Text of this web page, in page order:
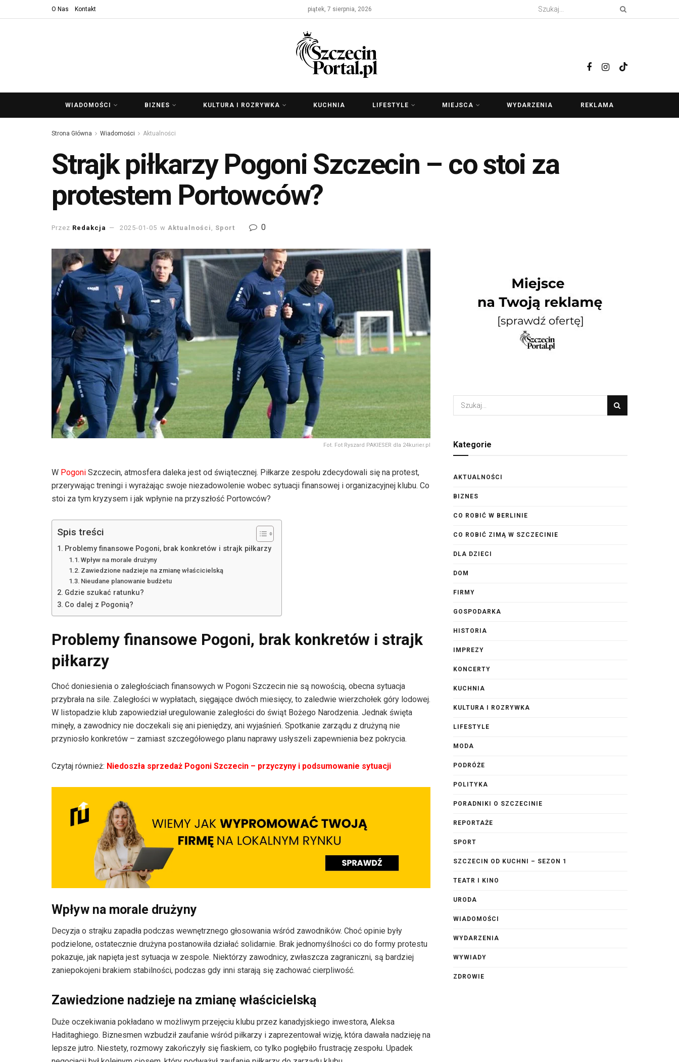
O Nas Kontakt piątek, 7 sierpnia, 2026
WIADOMOŚCI BIZNES KULTURA I ROZRYWKA KUCHNIA LIFESTYLE MIEJSCA WYDARZENIA REKLAMA
Strona Główna Wiadomości Aktualności
Strajk piłkarzy Pogoni Szczecin – co stoi za
protestem Portowców?
Przez Redakcja 2025-01-05 w Aktualności , Sport 0
Fot. Fot Ryszard PAKIESER dla 24kurier.pl
W Pogoni Szczecin, atmosfera daleka jest od świątecznej. Piłkarze zespołu zdecydowali się na protest,
przerywając treningi i wyrażając swoje niezadowolenie wobec sytuacji finansowej i organizacyjnej klubu. Co
stoi za tym kryzysem i jak wpłynie na przyszłość Portowców?
Spis treści
Problemy finansowe Pogoni, brak konkretów i strajk piłkarzy
Wpływ na morale drużyny
Zawiedzione nadzieje na zmianę właścicielską
Nieudane planowanie budżetu
Gdzie szukać ratunku?
Co dalej z Pogonią?
Problemy finansowe Pogoni, brak konkretów i strajk
piłkarzy
Choć doniesienia o zaległościach finansowych w Pogoni Szczecin nie są nowością, obecna sytuacja
przybrała na sile. Zaległości w wypłatach, sięgające dwóch miesięcy, to zaledwie wierzchołek góry lodowej.
W listopadzie klub zapowiedział uregulowanie zaległości do świąt Bożego Narodzenia. Jednak święta
minęły, a zawodnicy nie doczekali się ani pieniędzy, ani wyjaśnień. Spotkanie zarządu z drużyną nie
przyniosło konkretów – zamiast szczegółowego planu naprawy usłyszeli zapewnienia bez pokrycia.
Czytaj również: Niedoszła sprzedaż Pogoni Szczecin – przyczyny i podsumowanie sytuacji
Wpływ na morale drużyny
Decyzja o strajku zapadła podczas wewnętrznego głosowania wśród zawodników. Choć opinie były
podzielone, ostatecznie drużyna postanowiła działać solidarnie. Brak jednomyślności co do formy protestu
pokazuje, jak napięta jest sytuacja w zespole. Niektórzy zawodnicy, zwłaszcza zagraniczni, są bardziej
zaniepokojeni brakiem stabilności, podczas gdy inni starają się zachować cierpliwość.
Zawiedzione nadzieje na zmianę właścicielską
Duże oczekiwania pokładano w możliwym przejęciu klubu przez kanadyjskiego inwestora, Aleksa
Haditaghiego. Biznesmen wzbudził zaufanie wśród piłkarzy i zaprezentował wizję, która dawała nadzieję na
lepsze jutro. Niestety, rozmowy zakończyły się fiaskiem, co tylko pogłębiło frustrację zespołu. Upadek
Kategorie
AKTUALNOŚCI
BIZNES
CO ROBIĆ W BERLINIE
CO ROBIĆ ZIMĄ W SZCZECINIE
DLA DZIECI
DOM
FIRMY
GOSPODARKA
HISTORIA
IMPREZY
KONCERTY
KUCHNIA
KULTURA I ROZRYWKA
LIFESTYLE
MODA
PODRÓŻE
POLITYKA
PORADNIKI O SZCZECINIE
REPORTAŻE
SPORT
SZCZECIN OD KUCHNI – SEZON 1
TEATR I KINO
URODA
WIADOMOŚCI
WYDARZENIA
WYWIADY
ZDROWIE